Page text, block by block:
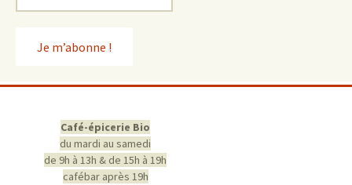
Café-épicerie Bio
du mardi au samedi
de 9h à 13h & de 15h à 19h
cafébar après 19h